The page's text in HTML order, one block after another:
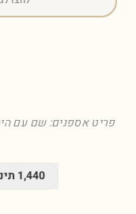
פריט אספנים: שם עם
1,440